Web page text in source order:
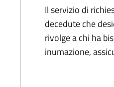
Il servizio di
decedute che
rivolge a chi ha
inumazione,